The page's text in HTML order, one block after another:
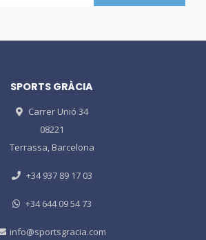
SPORTS GRÀCIA
Carrer Unió 34
08221
Terrassa, Barcelona
+34 937 89 17 03
+34 644 09 54 73
info@sportsgracia.com